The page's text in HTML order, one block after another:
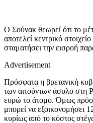
Ο Σούνακ θεωρεί ότι το
αποτελεί κεντρικό
σταματήσει την εισροή
Advertisement
Πρόσφατα η βρετανική
των αιτούντων άσυλο στη
ευρώ το άτομο. Όμως
μπορεί να εξοικονομήσει
κυρίως από το κόστος